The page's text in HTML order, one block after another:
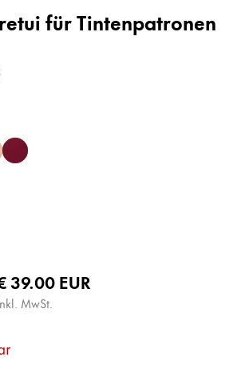
Länder mit den Sprachen,
Länder mit den Sprachen,
für Tintenpatronen
red
Preis
39.00EUR
MwSt.